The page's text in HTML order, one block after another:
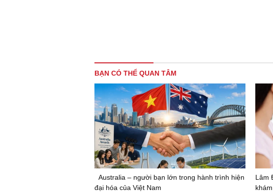
BẠN CÓ THỂ QUAN TÂM
Australia – người bạn lớn trong hành trình hiện
đại hóa của Việt Nam
Lâm